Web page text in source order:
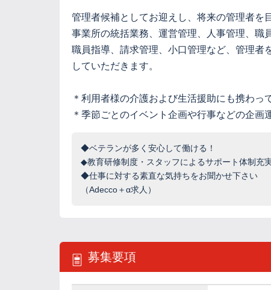
管理者候補としてお迎えし、将来の管理者を
事業所の統括業務、運営管理、人事管理、職
職員指導、請求管理、小口管理など、管理者
していただきます。
＊利用者様の介護および生活援助にも携わっ
＊季節ごとのイベント企画や行事などの企画
◆ベテランが多く安心して働ける！
◆教育研修制度・スタッフによるサポート体制充実
◆仕事に対する素直な気持ちをお聞かせ下さい
（Adecco＋α求人）
募集要項